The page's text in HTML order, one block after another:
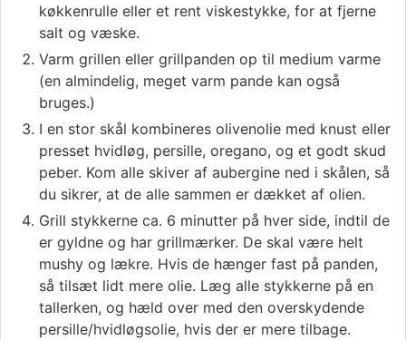
køkkenrulle eller et rent viskestykke, for at fjerne
salt og væske.
Varm grillen eller grillpanden op til medium varme
(en almindelig, meget varm pande kan også
bruges.)
I en stor skål kombineres olivenolie med knust eller
presset hvidløg, persille, oregano, og et godt skud
peber. Kom alle skiver af aubergine ned i skålen, så
du sikrer, at de alle sammen er dækket af olien.
Grill stykkerne ca. 6 minutter på hver side, indtil de
er gyldne og har grillmærker. De skal være helt
mushy og lækre. Hvis de hænger fast på panden,
så tilsæt lidt mere olie. Læg alle stykkerne på en
tallerken, og hæld over med den overskydende
persille/hvidløgsolie, hvis der er mere tilbage.